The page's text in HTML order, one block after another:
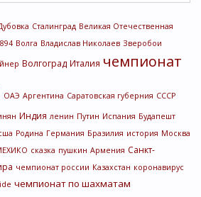
Сталинград Великая Отечественная
Волга Владислав Николаев Зверобои
Волгоград Италия чемпионат
ОАЭ Аргентина Саратовская губерния СССР
Индия ленин Путин Испания Будапешт
Родина Германия Бразилия история Москва
сказка пушкин Армения Санкт-
чемпионат россии Казахстан коронавирус
чемпионат по шахматам